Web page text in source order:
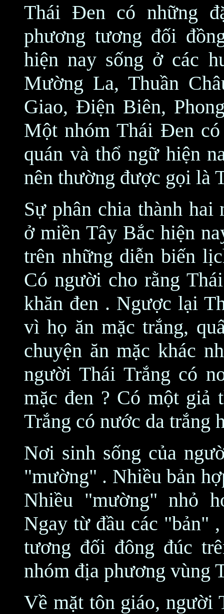
Thái Đen có những
phương tương đối
hiện nay sống ở các
Mường La, Thuần
Giao, Điện Biên,
Một nhóm Thái Đen
quán và thổ ngữ hiện
nên thường được gọi là
Sự phân chia thành
ở miền Tây Bắc hiện
trên những diễn biến
Có người cho rằng
khăn đen . Ngược lại
vì họ ăn mặc trắng,
chuyện ăn mặc khác
người Thái Trắng có
mặc đen ? Có một giả
Trắng có nước da
Nơi sinh sống của
"mường" . Nhiều bản
Nhiều "mường" nhỏ
Ngay từ đầu các "bản"
tương đối đông đúc
nhóm địa phương vùng
Về mặt tôn giáo, người